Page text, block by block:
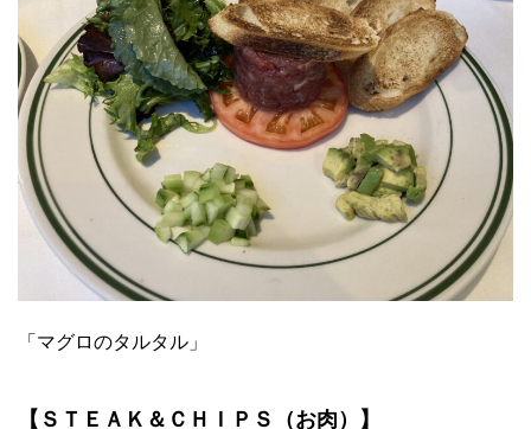
「マグロのタルタル」
【ＳＴＥＡＫ＆ＣＨＩＰＳ（お肉）】